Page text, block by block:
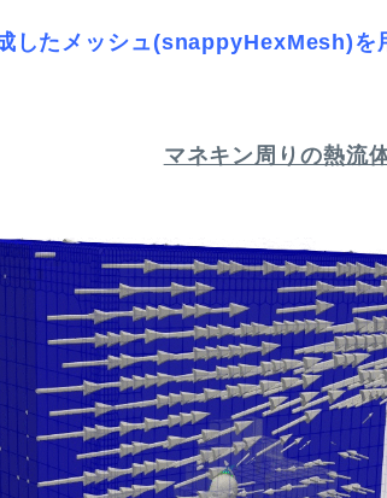
したメッシュ(snappyHexMesh)を
マネキン周りの熱流